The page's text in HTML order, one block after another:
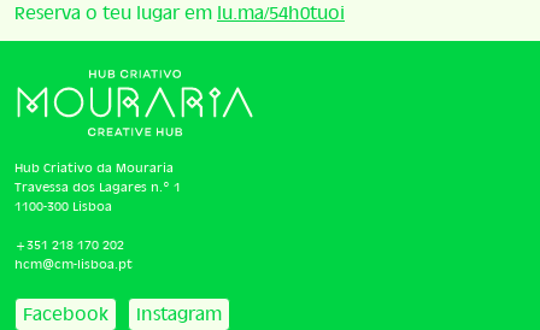
Reserva o teu lugar em lu.ma/54h0tuoi
Hub Criativo da Mouraria
Travessa dos Lagares n.º 1
1100-300 Lisboa
+351 218 170 202
hcm@cm-lisboa.pt
Facebook Instagram